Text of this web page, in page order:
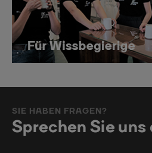
SIE HABEN FRAGEN?
Sprechen Sie uns